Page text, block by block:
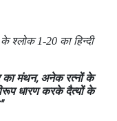
श्लोक 1-20 का हिन्दी
का मंथन, अनेक रत्नों के
धारण करके दैत्यों के